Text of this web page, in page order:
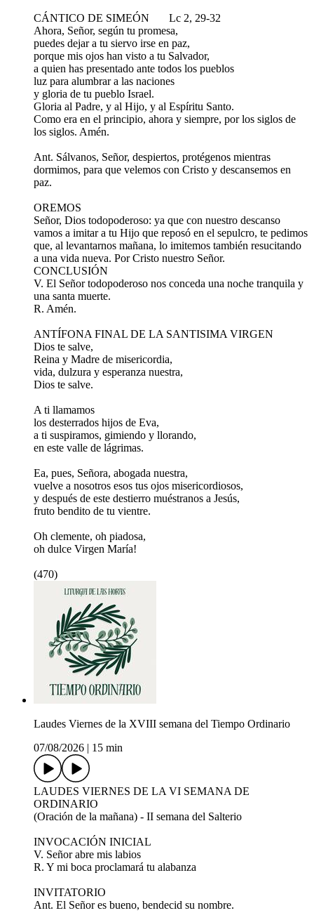
CÁNTICO DE SIMEÓN Lc 2, 29-32
Ahora, Señor, según tu promesa,
puedes dejar a tu siervo irse en paz,
porque mis ojos han visto a tu Salvador,
a quien has presentado ante todos los pueblos
luz para alumbrar a las naciones
y gloria de tu pueblo Israel.
Gloria al Padre, y al Hijo, y al Espíritu Santo.
Como era en el principio, ahora y siempre, por los siglos de
los siglos. Amén.
Ant. Sálvanos, Señor, despiertos, protégenos mientras
dormimos, para que velemos con Cristo y descansemos en
paz.
OREMOS
Señor, Dios todopoderoso: ya que con nuestro descanso
vamos a imitar a tu Hijo que reposó en el sepulcro, te pedimos
que, al levantarnos mañana, lo imitemos también resucitando
a una vida nueva. Por Cristo nuestro Señor.
CONCLUSIÓN
V. El Señor todopoderoso nos conceda una noche tranquila y
una santa muerte.
R. Amén.
ANTÍFONA FINAL DE LA SANTISIMA VIRGEN
Dios te salve,
Reina y Madre de misericordia,
vida, dulzura y esperanza nuestra,
Dios te salve.
A ti llamamos
los desterrados hijos de Eva,
a ti suspiramos, gimiendo y llorando,
en este valle de lágrimas.
Ea, pues, Señora, abogada nuestra,
vuelve a nosotros esos tus ojos misericordiosos,
y después de este destierro muéstranos a Jesús,
fruto bendito de tu vientre.
Oh clemente, oh piadosa,
oh dulce Virgen María!
(470)
Laudes Viernes de la XVIII semana del Tiempo Ordinario
07/08/2026
15 min
LAUDES VIERNES DE LA VI SEMANA DE
ORDINARIO
(Oración de la mañana) - II semana del Salterio
INVOCACIÓN INICIAL
V. Señor abre mis labios
R. Y mi boca proclamará tu alabanza
INVITATORIO
Ant. El Señor es bueno, bendecid su nombre.